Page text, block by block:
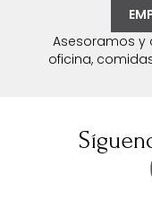
Asesoramos y
oficina,